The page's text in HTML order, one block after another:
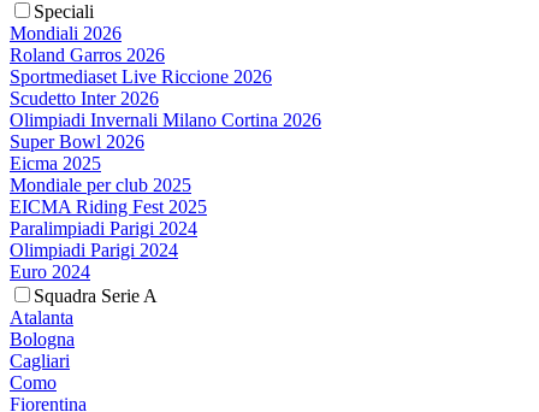
Speciali
Mondiali 2026
Roland Garros 2026
Sportmediaset Live Riccione 2026
Scudetto Inter 2026
Olimpiadi Invernali Milano Cortina 2026
Super Bowl 2026
Eicma 2025
Mondiale per club 2025
EICMA Riding Fest 2025
Paralimpiadi Parigi 2024
Olimpiadi Parigi 2024
Euro 2024
Squadra Serie A
Atalanta
Bologna
Cagliari
Como
Fiorentina